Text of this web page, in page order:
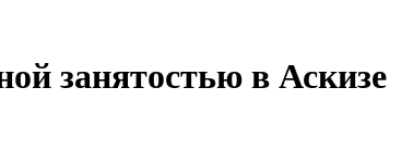
занятостью в Аскизе